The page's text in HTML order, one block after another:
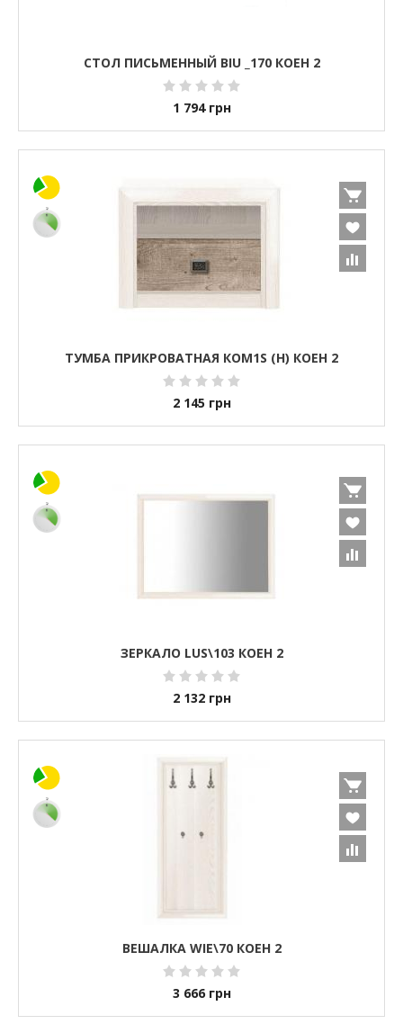
СТОЛ ПИСЬМЕННЫЙ BIU _170 КОЕН 2
1 794 грн
ТУМБА ПРИКРОВАТНАЯ КОМ1S (H) КОЕН 2
2 145 грн
ЗЕРКАЛО LUS\103 КОЕН 2
2 132 грн
ВЕШАЛКА WIE\70 КОЕН 2
3 666 грн